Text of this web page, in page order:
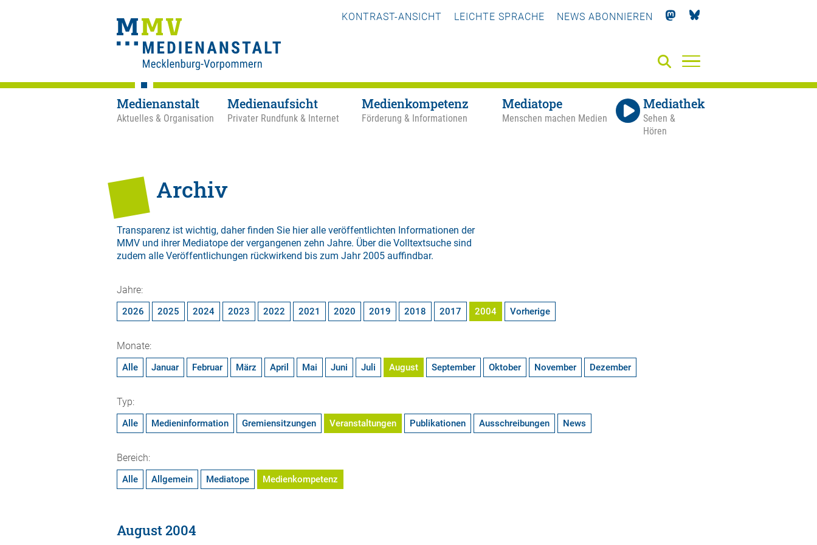
KONTRAST-ANSICHT LEICHTE SPRACHE NEWS ABONNIEREN
Medienanstalt
Aktuelles & Organisation
Medienaufsicht
Privater Rundfunk & Internet
Medienkompetenz
Förderung & Informationen
Mediatope
Menschen machen Medien
Mediathek
Sehen &
Hören
Archiv
Transparenz ist wichtig, daher finden Sie hier alle veröffentlichten Informationen der
MMV und ihrer Mediatope der vergangenen zehn Jahre. Über die Volltextsuche sind
zudem alle Veröffentlichungen rückwirkend bis zum Jahr 2005 auffindbar.
Jahre:
2026 2025 2024 2023 2022 2021 2020 2019 2018 2017 2004 Vorherige
Monate:
Alle Januar Februar März April Mai Juni Juli August September Oktober November Dezember
Typ:
Alle Medieninformation Gremiensitzungen Veranstaltungen Publikationen Ausschreibungen News
Bereich:
Alle Allgemein Mediatope Medienkompetenz
August 2004